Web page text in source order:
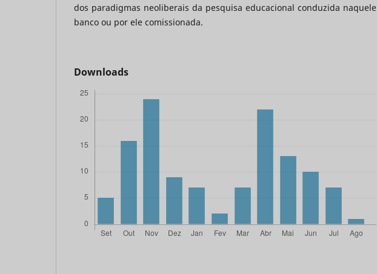
dos paradigmas neoliberais da pesquisa educacional conduzida naquele
banco ou por ele comissionada.
Downloads